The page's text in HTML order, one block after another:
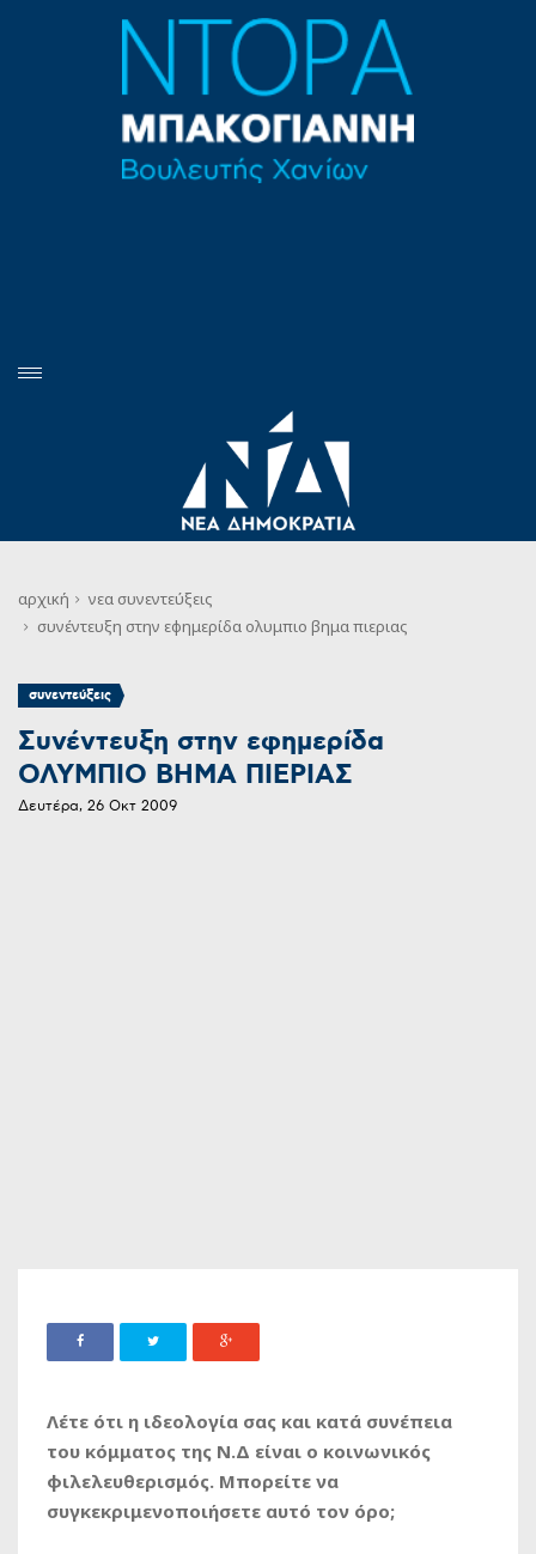
αρχική νεα συνεντεύξεις
συνέντευξη στην εφημερίδα ολυμπιο βημα πιεριας
συνεντεύξεις
Συνέντευξη στην εφημερίδα
ΟΛΥΜΠΙΟ ΒΗΜΑ ΠΙΕΡΙΑΣ
Δευτέρα, 26 Οκτ 2009
Λέτε ότι η ιδεολογία σας και κατά συνέπεια
του κόμματος της Ν.Δ είναι ο κοινωνικός
φιλελευθερισμός. Μπορείτε να
συγκεκριμενοποιήσετε αυτό τον όρο;